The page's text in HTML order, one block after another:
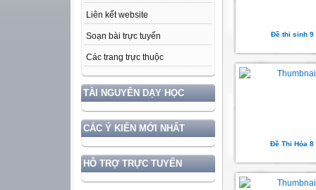
Liên kết website
Soạn bài trực tuyến
Các trang trực thuộc
TÀI NGUYÊN DẠY HỌC
CÁC Ý KIẾN MỚI NHẤT
HỖ TRỢ TRỰC TUYẾN
Đề thi sinh 9
Đề Thi Hóa 8